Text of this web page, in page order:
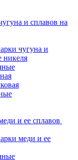
и сплавов на
чугуна и
никеля
и ее сплавов
меди и ее